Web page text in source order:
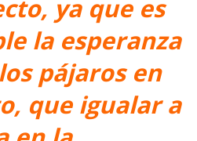
ya que es
la esperanza
pájaros en
que igualar a